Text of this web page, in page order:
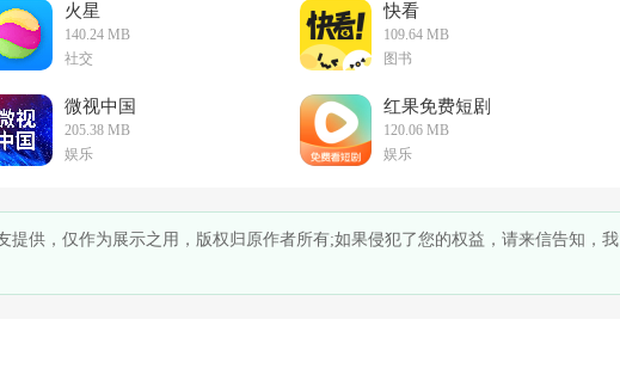
火星
140.24 MB
社交
快看
109.64 MB
图书
微视中国
205.38 MB
娱乐
红果免费短剧
120.06 MB
娱乐
供，仅作为展示之用，版权归原作者所有;如果侵犯了您的权益，请来信告知，我